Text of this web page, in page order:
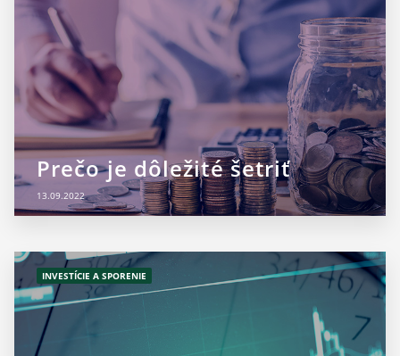
Prečo je dôležité šetriť
13.09.2022
INVESTÍCIE A SPORENIE